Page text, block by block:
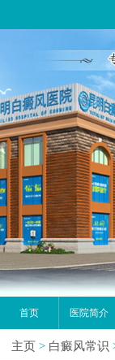
首页 医院简介
主页 > 白癜风常识